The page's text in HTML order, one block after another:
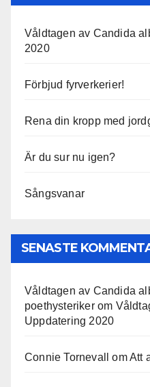
Våldtagen av Candida
2020
Förbjud fyrverkerier!
Rena din kropp med
Är du sur nu igen?
Sångsvanar
SENASTE
Våldtagen av Candida
poethysterikerom
Uppdatering 2020
Connie Tornevall omAtt